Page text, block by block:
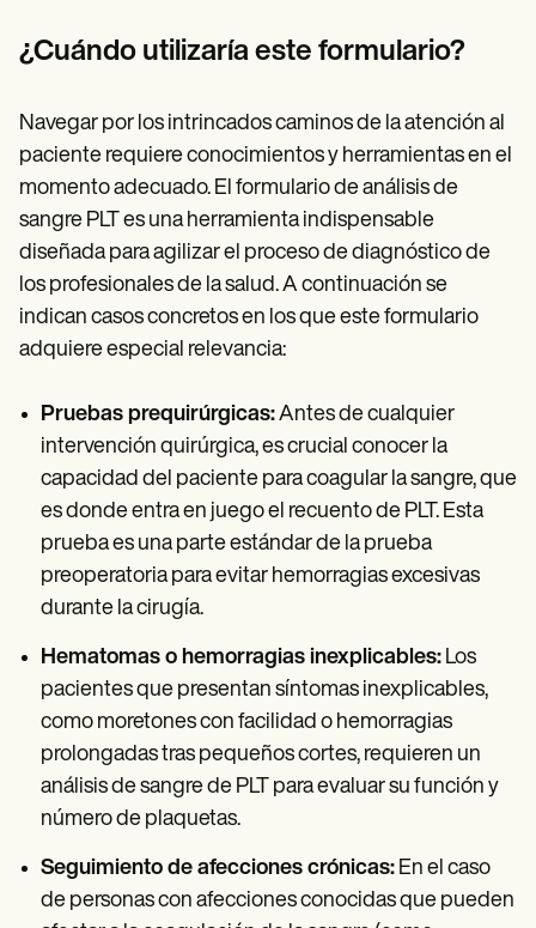
¿Cuándo utilizaría este formulario?
Navegar por los intrincados caminos de la atención al
paciente requiere conocimientos y herramientas en el
momento adecuado. El formulario de análisis de
sangre PLT es una herramienta indispensable
diseñada para agilizar el proceso de diagnóstico de
los profesionales de la salud. A continuación se
indican casos concretos en los que este formulario
adquiere especial relevancia:
Pruebas prequirúrgicas:Antes de cualquier
intervención quirúrgica, es crucial conocer la
capacidad del paciente para coagular la sangre, que
es donde entra en juego el recuento de PLT. Esta
prueba es una parte estándar de la prueba
preoperatoria para evitar hemorragias excesivas
durante la cirugía.
Hematomas o hemorragias inexplicables: Los
pacientes que presentan síntomas inexplicables,
como moretones con facilidad o hemorragias
prolongadas tras pequeños cortes, requieren un
análisis de sangre de PLT para evaluar su función y
número de plaquetas.
Seguimiento de afecciones crónicas: En el caso
de personas con afecciones conocidas que pueden